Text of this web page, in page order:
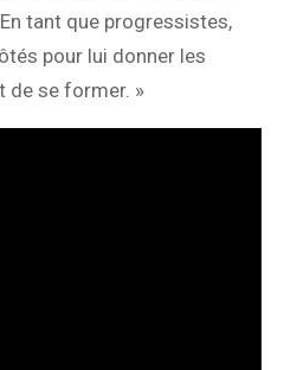
tant que progressistes,
pour lui donner les
de se former. »